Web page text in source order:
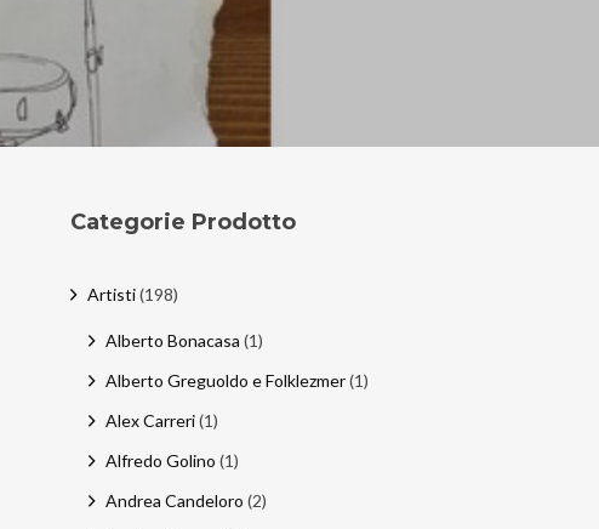
fino ad ora da
dell’etichetta discografica.
Via Cascina Sparapina, 2
stefano.bertolotti@ultrasoundrecords.eu
Cellulare:
Seguici sui nostri Social
Categorie Prodotto
Artisti(198)
Alberto Bonacasa (1)
Alberto Greguoldo e Folklezmer(1)
Alex Carreri(1)
Alfredo Golino (1)
Andrea Candeloro (2)